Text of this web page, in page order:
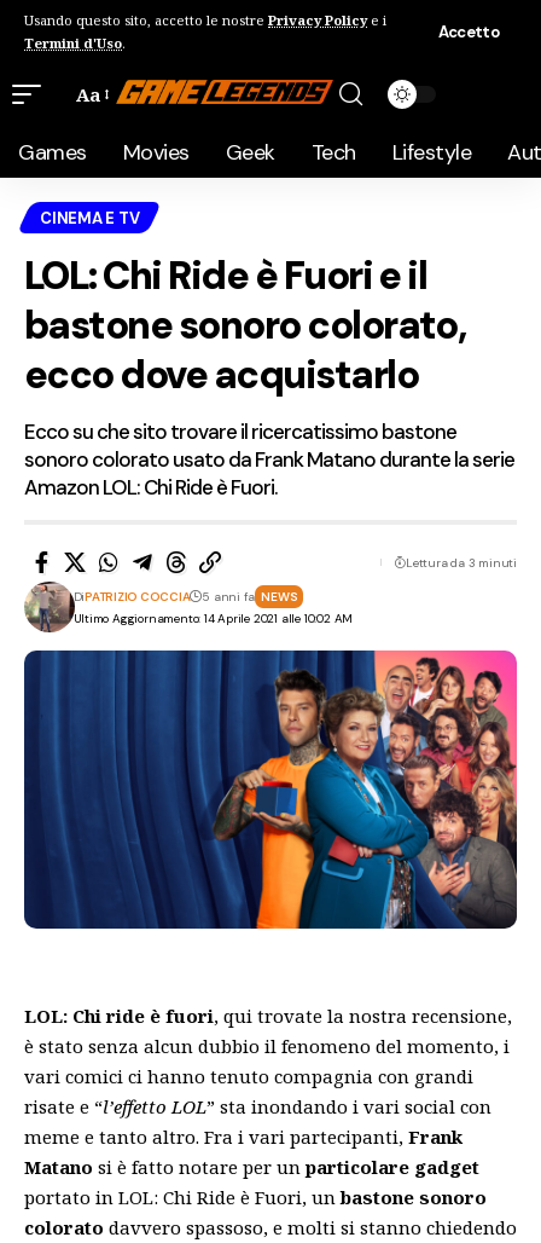
Usando questo sito, accetto le nostre Privacy Policye i
Termini d'Uso.
Accetto
Aa
Games Movies Geek Tech Lifestyle
CINEMA E TV
LOL: Chi Ride è Fuori e il
bastone sonoro colorato,
ecco dove acquistarlo
Ecco su che sito trovare il ricercatissimo bastone
sonoro colorato usato da Frank Matano durante la serie
Amazon LOL: Chi Ride è Fuori.
Ultimo Aggiornamento: 14 Aprile 2021 alle 10:02 AM
DiPATRIZIO COCCIA 5 anni fa NEWS
Lettura da 3 minuti
LOL: Chi ride è fuori, qui trovate la nostra recensione,
è stato senza alcun dubbio il fenomeno del momento, i
vari comici ci hanno tenuto compagnia con grandi
risate e “l’effetto LOL” sta inondando i vari social con
meme e tanto altro. Fra i vari partecipanti, Frank
Matano si è fatto notare per un particolare gadget
portato in LOL: Chi Ride è Fuori, unbastone sonoro
colorato davvero spassoso, e molti si stanno chiedendo